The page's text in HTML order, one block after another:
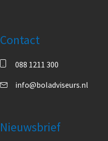
Contact
088 1211 300
info@boladviseurs.nl
Nieuwsbrief